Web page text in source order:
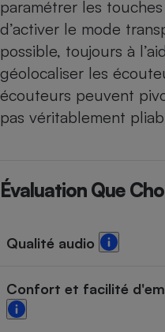
paramétrer les
d’activer le mode
possible, toujours à
géolocaliser les
écouteurs peuvent
pas véritablement
Évaluation Que
Qualité audio
Confort et facilité